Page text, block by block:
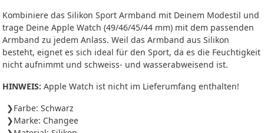
Kombiniere das Silikon Sport Armband mit Deinem Modestil und
trage Deine Apple Watch (49/46/45/44 mm) mit dem passenden
Armband zu jedem Anlass. Weil das Armband aus Silikon
besteht, eignet es sich ideal für den Sport, da es die Feuchtigkeit
nicht aufnimmt und schweiss- und wasserabweisend ist.
HINWEIS: Apple Watch ist nicht im Lieferumfang enthalten!
Farbe: Schwarz
Marke: Changee